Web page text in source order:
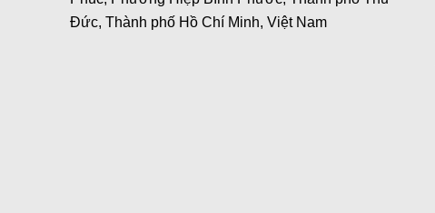
Đức, Thành phố Hồ Chí Minh, Việt Nam